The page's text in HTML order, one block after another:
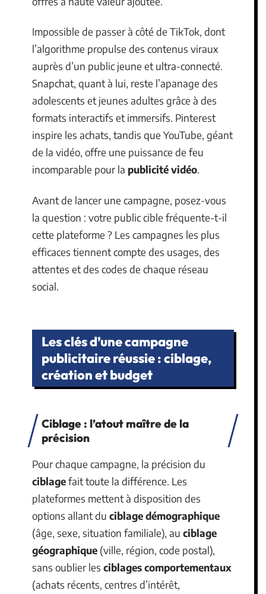
Impossible de passer à côté de TikTok, dont
l’algorithme propulse des contenus viraux
auprès d’un public jeune et ultra-connecté.
Snapchat, quant à lui, reste l’apanage des
adolescents et jeunes adultes grâce à des
formats interactifs et immersifs. Pinterest
inspire les achats, tandis que YouTube, géant
de la vidéo, offre une puissance de feu
incomparable pour la publicité vidéo.
Avant de lancer une campagne, posez-vous
la question : votre public cible fréquente-t-il
cette plateforme ? Les campagnes les plus
efficaces tiennent compte des usages, des
attentes et des codes de chaque réseau
social.
Les clés d’une campagne
publicitaire réussie : ciblage,
création et budget
Ciblage : l’atout maître de la
précision
Pour chaque campagne, la précision du
ciblagefait toute la différence. Les
plateformes mettent à disposition des
options allant du ciblage démographique
(âge, sexe, situation familiale), au ciblage
géographique (ville, région, code postal),
sans oublier les ciblages comportementaux
(achats récents, centres d’intérêt,